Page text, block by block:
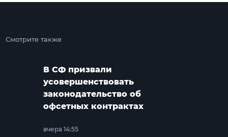
Смотрите также
В СФ призвали
усовершенствовать
законодательство об
офсетных контрактах
вчера 14:55